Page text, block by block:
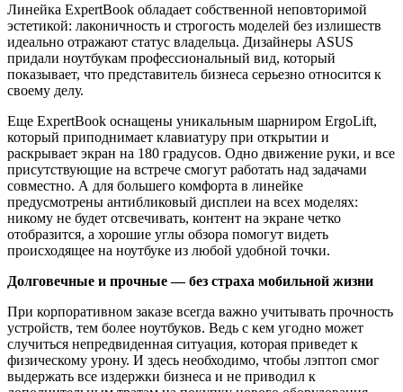
Линейка ExpertBook обладает собственной неповторимой
эстетикой: лаконичность и строгость моделей без излишеств
идеально отражают статус владельца. Дизайнеры ASUS
придали ноутбукам профессиональный вид, который
показывает, что представитель бизнеса серьезно относится к
своему делу.
Еще ExpertBook оснащены уникальным шарниром ErgoLift,
который приподнимает клавиатуру при открытии и
раскрывает экран на 180 градусов. Одно движение руки, и все
присутствующие на встрече смогут работать над задачами
совместно. А для большего комфорта в линейке
предусмотрены антибликовый дисплеи на всех моделях:
никому не будет отсвечивать, контент на экране четко
отобразится, а хорошие углы обзора помогут видеть
происходящее на ноутбуке из любой удобной точки.
Долговечные и прочные — без страха мобильной жизни
При корпоративном заказе всегда важно учитывать прочность
устройств, тем более ноутбуков. Ведь с кем угодно может
случиться непредвиденная ситуация, которая приведет к
физическому урону. И здесь необходимо, чтобы лэптоп смог
выдержать все издержки бизнеса и не приводил к